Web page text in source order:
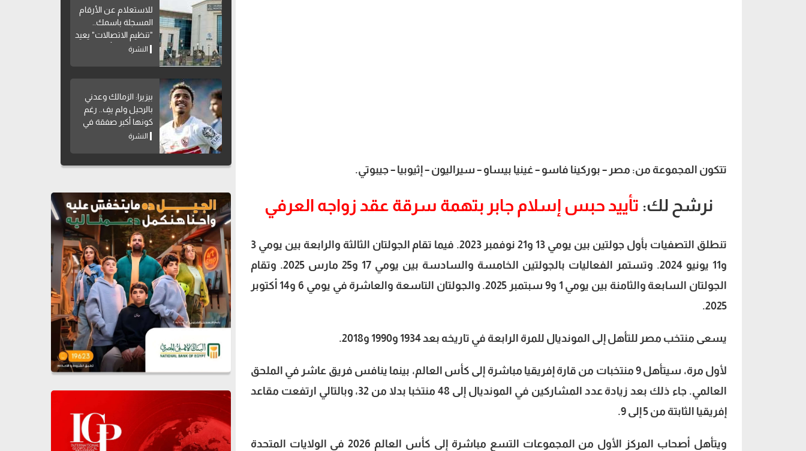
تتكون المجموعة من: مصر – بوركينا فاسو – غينيا بيساو – سيراليون – إثيوبيا – جيبوتي.
نرشح لك: تأييد حبس إسلام جابر بتهمة سرقة عقد زواجه العرفي
تنطلق التصفيات بأول جولتين بين يومي 13 و21 نوفمبر 2023. فيما تقام الجولتان الثالثة والرابعة بين يومي 3
و11 يونيو 2024. وتستمر الفعاليات بالجولتين الخامسة والسادسة بين يومي 17 و25 مارس 2025. وتقام
الجولتان السابعة والثامنة بين يومي 1 و9 سبتمبر 2025. والجولتان التاسعة والعاشرة في يومي 6 و14 أكتوبر
2025.
يسعى منتخب مصر للتأهل إلى المونديال للمرة الرابعة في تاريخه بعد 1934 و1990 و2018.
لأول مرة، سيتأهل 9 منتخبات من قارة إفريقيا مباشرة إلى كأس العالم، بينما ينافس فريق عاشر في الملحق
العالمي. جاء ذلك بعد زيادة عدد المشاركين في المونديال إلى 48 منتخبا بدلا من 32، وبالتالي ارتفعت مقاعد
إفريقيا الثابتة من 5 إلى 9.
ويتأهل أصحاب المركز الأول من المجموعات التسع مباشرة إلى كأس العالم 2026 في الولايات المتحدة
للاستعلام عن الأرقام
المسجلة باسمك..
"تنظيم الاتصالات" يعيد
إتاحة خدمة "أرقامي"
النشرة
بيزيرا: الزمالك وعدني
بالرحيل ولم يفِ.. رغم
كونها أكبر صفقة في
تاريخه
النشرة